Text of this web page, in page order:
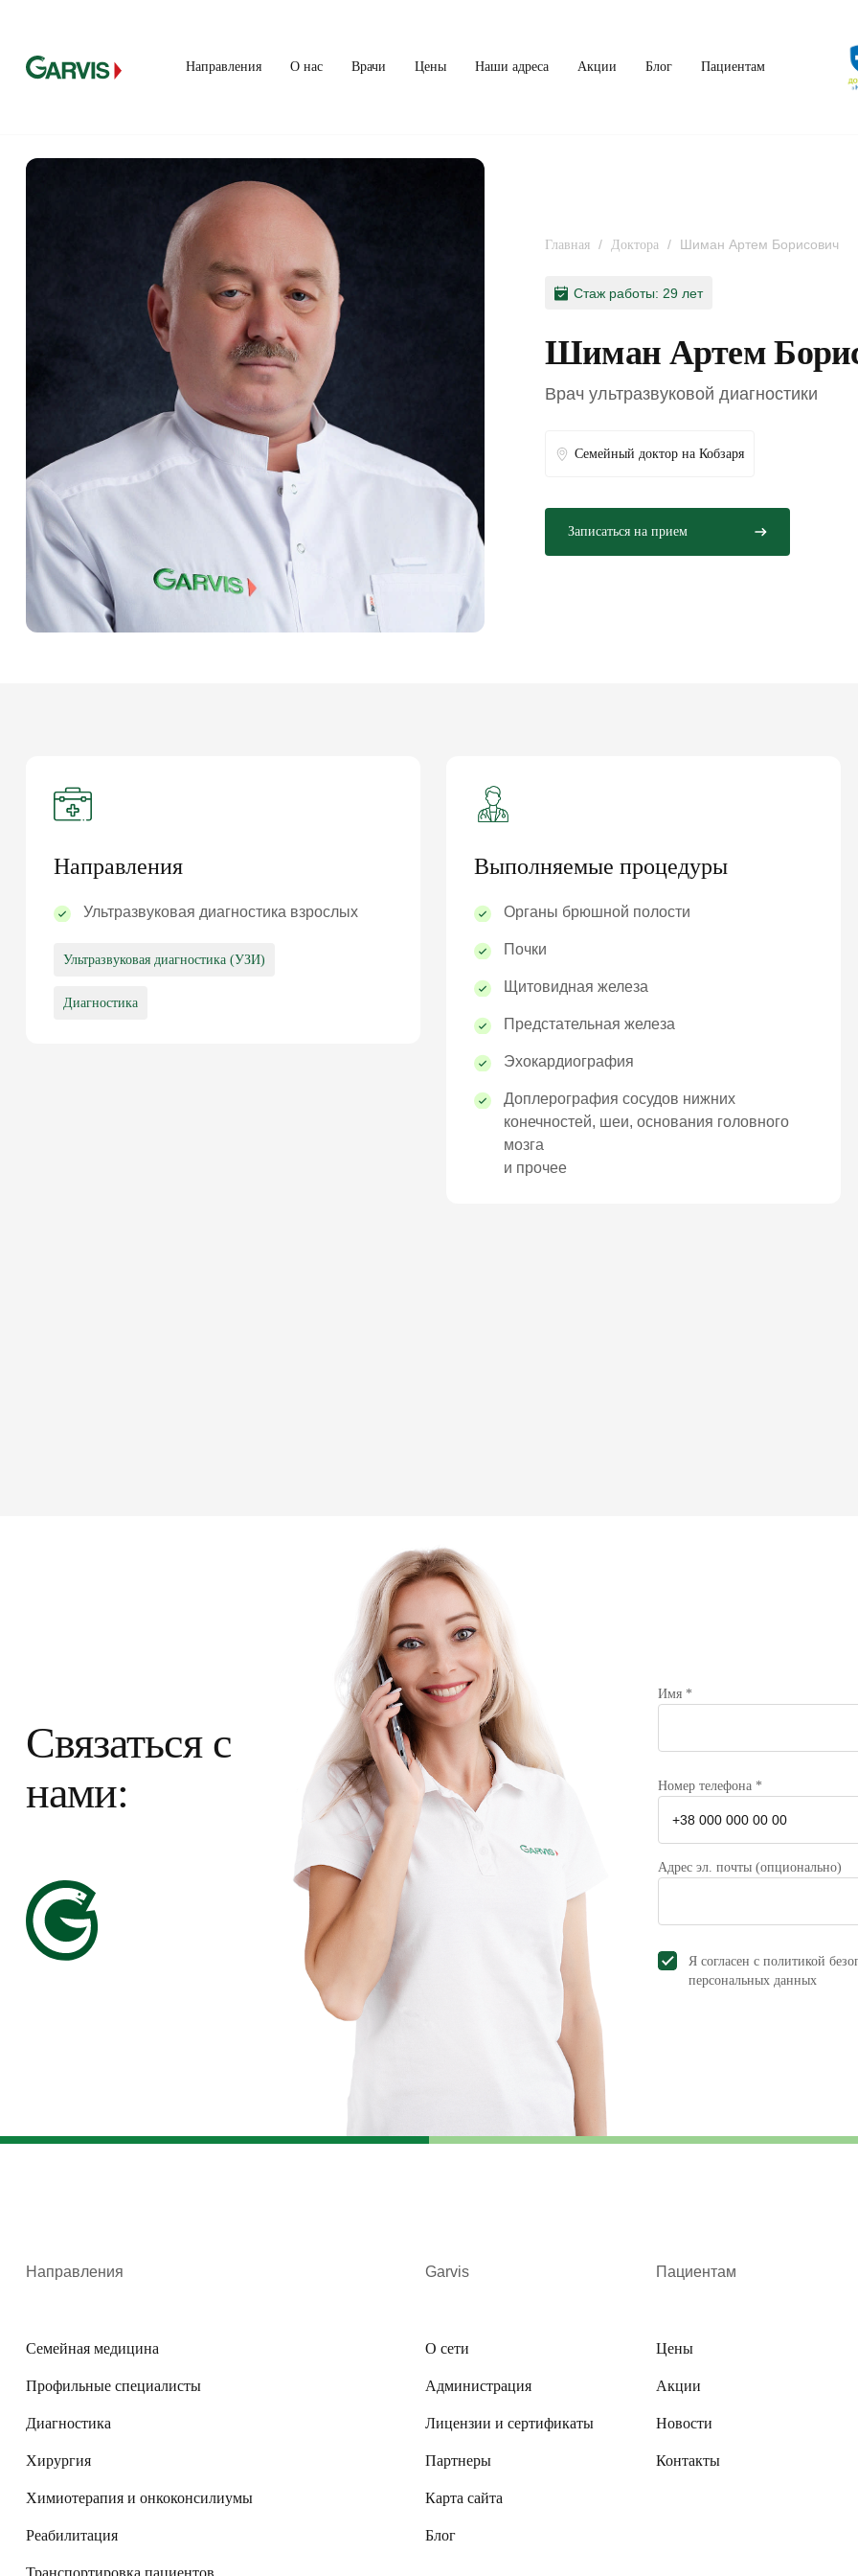
Направления О нас Врачи Цены Наши адреса Акции Блог Пациентам
Главная / Доктора / Шиман Артем Борисович
Стаж работы: 29 лет
Шиман Артем
Врач ультразвуковой диагностики
Семейный доктор на Кобзаря
Записаться на прием
Направления
Ультразвуковая диагностика взрослых
Ультразвуковая диагностика (УЗИ)
Диагностика
Выполняемые процедуры
Органы брюшной полости
Почки
Щитовидная железа
Предстательная железа
Эхокардиография
Доплерография сосудов нижних
конечностей, шеи, основания головного
мозга
и прочее
Связаться с
нами:
Имя *
Номер телефона *
Адрес эл. почты (опционально)
Я согласен с политикой
персональных данных
Направления
Семейная медицина
Профильные специалисты
Диагностика
Хирургия
Химиотерапия и онкоконсилиумы
Реабилитация
Транспортировка пациентов
Garvis
О сети
Администрация
Лицензии и сертификаты
Партнеры
Карта сайта
Блог
Пациентам
Цены
Акции
Новости
Контакты
ПОДПИСАТЬ ДЕКЛАРАЦИЮ ОНЛАЙН